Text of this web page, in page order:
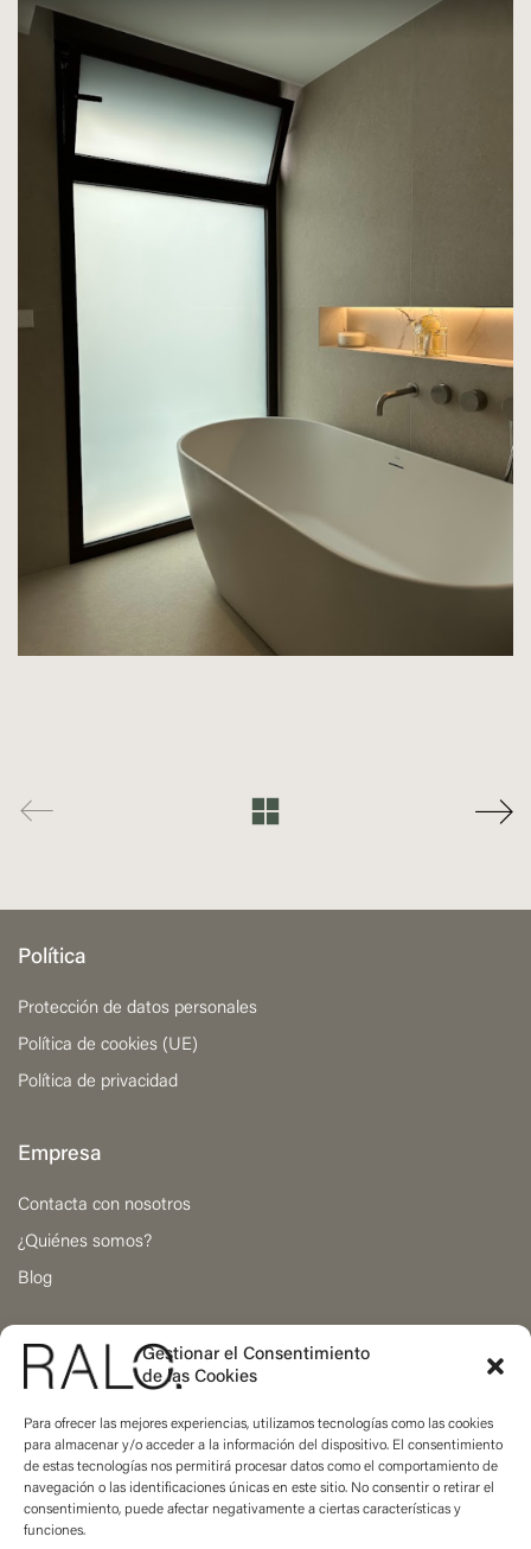
Gestionar el Consentimiento
de las Cookies
Para ofrecer las mejores experiencias, utilizamos tecnologías como las cookies
para almacenar y/o acceder a la información del dispositivo. El consentimiento
de estas tecnologías nos permitirá procesar datos como el comportamiento de
navegación o las identificaciones únicas en este sitio. No consentir o retirar el
consentimiento, puede afectar negativamente a ciertas características y
funciones.
Política
Protección de datos personales
Política de cookies (UE)
Política de privacidad
Empresa
Contacta con nosotros
¿Quiénes somos?
Blog
Calle Visitación 17
46009 Valencia, Spain